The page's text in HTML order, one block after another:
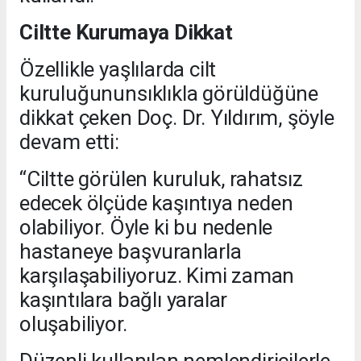
Ciltte Kurumaya Dikkat
Özellikle yaşlılarda cilt
kuruluğununsıklıkla görüldüğüne
dikkat çeken Doç. Dr. Yıldırım, şöyle
devam etti:
“Ciltte görülen kuruluk, rahatsız
edecek ölçüde kaşıntıya neden
olabiliyor. Öyle ki bu nedenle
hastaneye başvuranlarla
karşılaşabiliyoruz. Kimi zaman
kaşıntılara bağlı yaralar
oluşabiliyor.